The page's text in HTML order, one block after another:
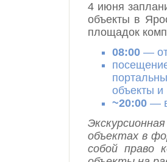
4 июня
объекты в
площадок
08:00 —
объекты
~20:00 —
объектах в
собой право